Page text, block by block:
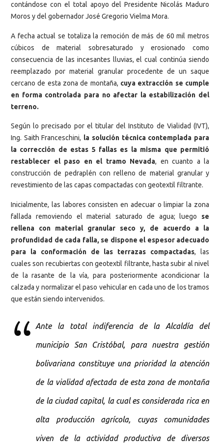
contándose con el total apoyo del Presidente Nicolás Maduro
Moros y del gobernador José Gregorio Vielma Mora.
A fecha actual se totaliza la remoción de más de 60 mil metros
cúbicos de material sobresaturado y erosionado como
consecuencia de las incesantes lluvias, el cual continúa siendo
reemplazado por material granular procedente de un saque
cercano de esta zona de montaña, cuya extracción se cumple
en forma controlada para no afectar la estabilización del
terreno.
Según lo precisado por el titular del Instituto de Vialidad (IVT),
Ing. Saith Franceschini, la solución técnica contemplada para
la corrección de estas 5 fallas es la misma que permitió
restablecer el paso en el tramo Nevada, en cuanto a la
construcción de pedraplén con relleno de material granular y
revestimiento de las capas compactadas con geotextil filtrante.
Inicialmente, las labores consisten en adecuar o limpiar la zona
fallada removiendo el material saturado de agua; luego se
rellena con material granular seco y, de acuerdo a la
profundidad de cada falla, se dispone el espesor adecuado
para la conformación de las terrazas compactadas, las
cuales son recubiertas con geotextil filtrante, hasta subir al nivel
de la rasante de la vía, para posteriormente acondicionar la
calzada y normalizar el paso vehicular en cada uno de los tramos
que están siendo intervenidos.
Ante la total indiferencia de la Alcaldía del
municipio San Cristóbal, para nuestra gestión
bolivariana constituye una prioridad la atención
de la vialidad afectada de esta zona de montaña
de la ciudad capital, la cual es considerada rica en
alta producción agrícola, cuyas comunidades
viven de la actividad productiva de diversos